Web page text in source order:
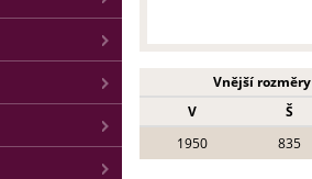
Vnější
V
Š
1950
835